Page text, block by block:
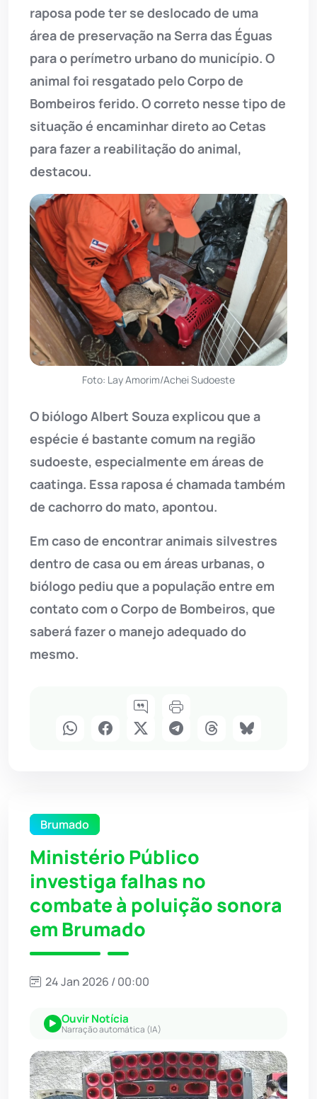
raposa pode ter se deslocado de uma
área de preservação na Serra das Éguas
para o perímetro urbano do município. O
animal foi resgatado pelo Corpo de
Bombeiros ferido. O correto nesse tipo de
situação é encaminhar direto ao Cetas
para fazer a reabilitação do animal,
destacou.
Foto: Lay Amorim/Achei Sudoeste
O biólogo Albert Souza explicou que a
espécie é bastante comum na região
sudoeste, especialmente em áreas de
caatinga. Essa raposa é chamada também
de cachorro do mato, apontou.
Em caso de encontrar animais silvestres
dentro de casa ou em áreas urbanas, o
biólogo pediu que a população entre em
contato com o Corpo de Bombeiros, que
saberá fazer o manejo adequado do
mesmo.
Brumado
Ministério Público
investiga falhas no
combate à poluição sonora
em Brumado
24 Jan 2026 / 00:00
Ouvir Notícia
Narração automática (IA)